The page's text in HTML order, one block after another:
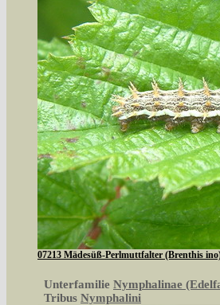
07213 Mädesüß-Perlmuttfalter (Brenthis
Unterfamilie Nymphalinae
Tribus Nymphalini